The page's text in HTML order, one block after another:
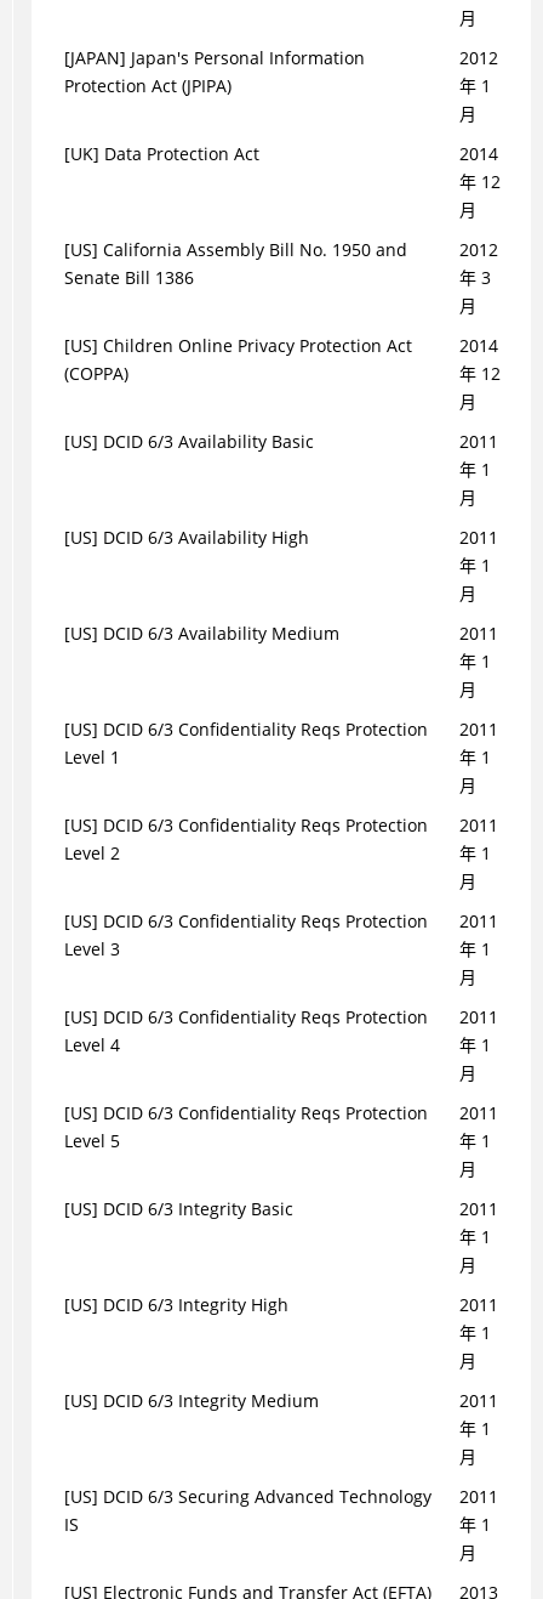
月
[JAPAN] Japan's Personal Information
Protection Act (JPIPA)
2012
年 1
月
[UK] Data Protection Act
2014
年 12
月
[US] California Assembly Bill No. 1950 and
Senate Bill 1386
2012
年 3
月
[US] Children Online Privacy Protection Act
(COPPA)
2014
年 12
月
[US] DCID 6/3 Availability Basic
2011
年 1
月
[US] DCID 6/3 Availability High
2011
年 1
月
[US] DCID 6/3 Availability Medium
2011
年 1
月
[US] DCID 6/3 Confidentiality Reqs Protection
Level 1
2011
年 1
月
[US] DCID 6/3 Confidentiality Reqs Protection
Level 2
2011
年 1
月
[US] DCID 6/3 Confidentiality Reqs Protection
Level 3
2011
年 1
月
[US] DCID 6/3 Confidentiality Reqs Protection
Level 4
2011
年 1
月
[US] DCID 6/3 Confidentiality Reqs Protection
Level 5
2011
年 1
月
[US] DCID 6/3 Integrity Basic
2011
年 1
月
[US] DCID 6/3 Integrity High
2011
年 1
月
[US] DCID 6/3 Integrity Medium
2011
年 1
月
[US] DCID 6/3 Securing Advanced Technology
IS
2011
年 1
月
[US] Electronic Funds and Transfer Act (EFTA)
2013